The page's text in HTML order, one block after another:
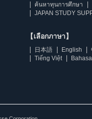
ค้นหาทุนการศึกษา
JAPAN STUDY
【เลือกภาษา】
日本語 English
Tiếng Việt